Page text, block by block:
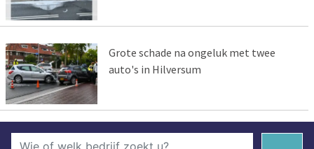
Grote schade na ongeluk met twee
auto's in Hilversum